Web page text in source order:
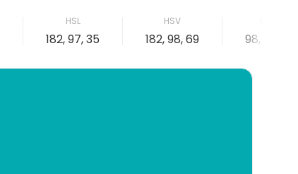
HSL
182, 97, 35
HSV
182, 98, 69 98, 3, 0, 31